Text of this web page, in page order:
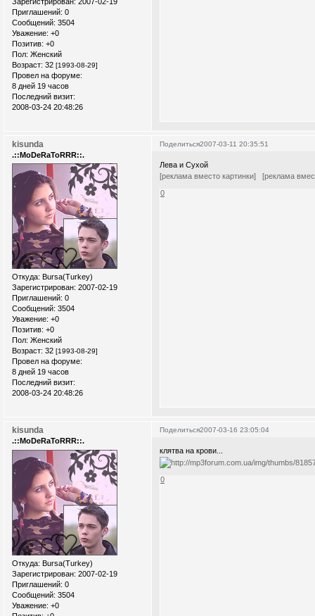
Приглашений: 0
Сообщений: 3504
Уважение: +0
Позитив: +0
Пол: Женский
Возраст: 32 [1993-08-29]
Провел на форуме:
8 дней 19 часов
Последний визит:
2008-03-24 20:48:26
Поделиться2007-03-11 20:35:51
kisunda
.::MoDeRaToRRR::.
Откуда: Bursa(Turkey)
Зарегистрирован: 2007-02-19
Приглашений: 0
Сообщений: 3504
Уважение: +0
Позитив: +0
Пол: Женский
Возраст: 32 [1993-08-29]
Провел на форуме:
8 дней 19 часов
Последний визит:
2008-03-24 20:48:26
Лева и Сухой
[реклама вместо картинки]
[реклама
0
Поделиться2007-03-16 23:05:04
kisunda
.::MoDeRaToRRR::.
Откуда: Bursa(Turkey)
Зарегистрирован: 2007-02-19
Приглашений: 0
Сообщений: 3504
Уважение: +0
клятва на крови...
0